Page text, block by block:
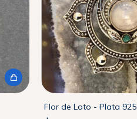
Flor de Loto - Plata 925